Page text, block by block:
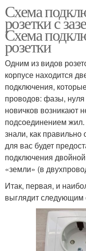
Схема
розетки с
Схема
розетки
Одним из видов
корпусе находится
подключения,
проводов: фазы, нуля
новичков возникают
подсоединением
знали, как
для вас будет
подключения
«земли» (в
Итак, первая, и
выглядит следующим